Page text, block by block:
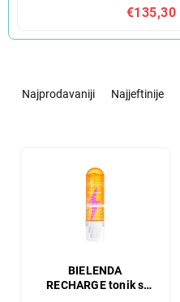
€135,30
Najprodavaniji Najjeftinije
BIELENDA
RECHARGE tonik s